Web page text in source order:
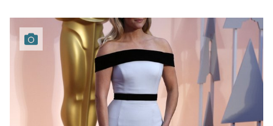
so ženske v veselem pričakovanju, prisegale na hlače z
naramnicami. Jennifer Aniston je v seriji Prijatelji ponosno
razgalila trebušček. Kakšna oblačila pa ženske, ki pod
srcem nosijo drobno bitje, kupujejo danes?